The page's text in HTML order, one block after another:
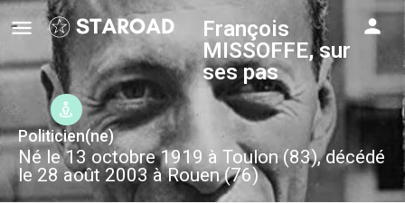
François
MISSOFFE, sur
ses pas
Politicien(ne)
Né le 13 octobre 1919 à Toulon (83), décédé
le 28 août 2003 à Rouen (76)